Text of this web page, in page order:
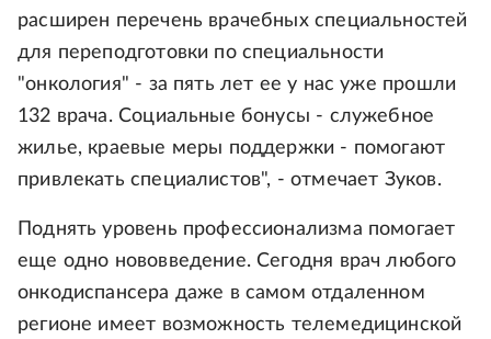
расширен перечень врачебных специальностей
для переподготовки по специальности
"онкология" - за пять лет ее у нас уже прошли
132 врача. Социальные бонусы - служебное
жилье, краевые меры поддержки - помогают
привлекать специалистов", - отмечает Зуков.
Поднять уровень профессионализма помогает
еще одно нововведение. Сегодня врач любого
онкодиспансера даже в самом отдаленном
регионе имеет возможность телемедицинской